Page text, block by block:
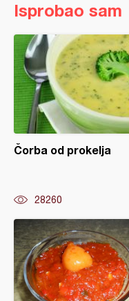
Isprobao sam
Čorba od prokelja
28260